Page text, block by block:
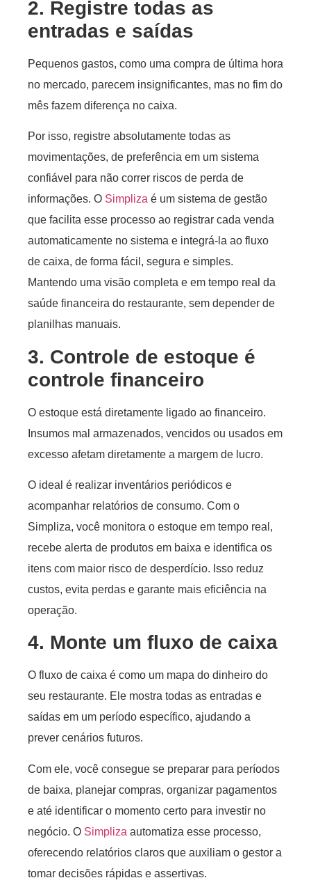
2. Registre todas as
entradas e saídas
Pequenos gastos, como uma compra de última hora
no mercado, parecem insignificantes, mas no fim do
mês fazem diferença no caixa.
Por isso, registre absolutamente todas as
movimentações, de preferência em um sistema
confiável para não correr riscos de perda de
informações. O Simpliza é um sistema de gestão
que facilita esse processo ao registrar cada venda
automaticamente no sistema e integrá-la ao fluxo
de caixa, de forma fácil, segura e simples.
Mantendo uma visão completa e em tempo real da
saúde financeira do restaurante, sem depender de
planilhas manuais.
3. Controle de estoque é
controle financeiro
O estoque está diretamente ligado ao financeiro.
Insumos mal armazenados, vencidos ou usados em
excesso afetam diretamente a margem de lucro.
O ideal é realizar inventários periódicos e
acompanhar relatórios de consumo. Com o
Simpliza, você monitora o estoque em tempo real,
recebe alerta de produtos em baixa e identifica os
itens com maior risco de desperdício. Isso reduz
custos, evita perdas e garante mais eficiência na
operação.
4. Monte um fluxo de caixa
O fluxo de caixa é como um mapa do dinheiro do
seu restaurante. Ele mostra todas as entradas e
saídas em um período específico, ajudando a
prever cenários futuros.
Com ele, você consegue se preparar para períodos
de baixa, planejar compras, organizar pagamentos
e até identificar o momento certo para investir no
negócio. O Simpliza automatiza esse processo,
oferecendo relatórios claros que auxiliam o gestor a
tomar decisões rápidas e assertivas.